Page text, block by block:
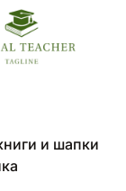
и шапки